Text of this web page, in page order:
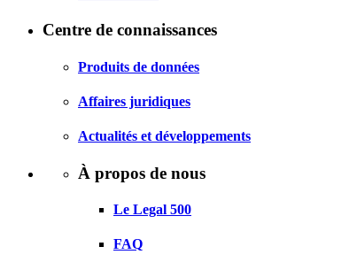
Centre de connaissances
Produits de données
Affaires juridiques
Actualités et développements
À propos de nous
Le Legal 500
FAQ